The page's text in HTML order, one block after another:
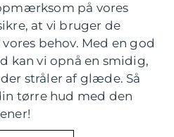
på vores
at vi bruger de
behov. Med en god
kan vi opnå en smidig,
stråler af glæde. Så
tørre hud med den